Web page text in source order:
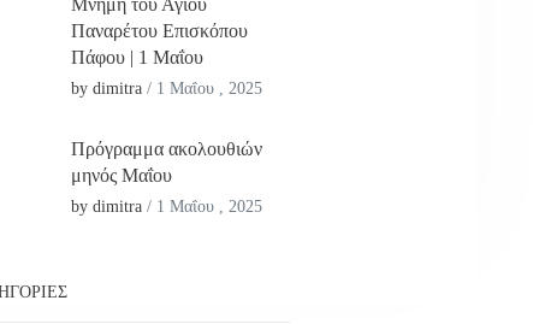
Μνήμη του Αγίου
Παναρέτου Επισκόπου
Πάφου | 1 Μαΐου
by dimitra / 1 Μαΐου , 2025
Πρόγραμμα ακολουθιών
μηνός Μαΐου
by dimitra / 1 Μαΐου , 2025